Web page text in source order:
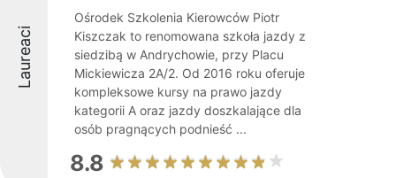
Laureaci
Ośrodek Szkolenia Kierowców Piotr
Kiszczak to renomowana szkoła jazdy z
siedzibą w Andrychowie, przy Placu
Mickiewicza 2A/2. Od 2016 roku oferuje
kompleksowe kursy na prawo jazdy
kategorii A oraz jazdy doszkalające dla
osób pragnących podnieść ...
8.8